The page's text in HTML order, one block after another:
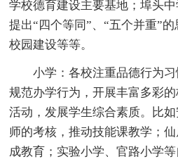
学校德育建设主要基地；埠头中
提出“四个等同”、“五个并重”
校园建设等等。
小学：各校注重品德行为习
规范办学行为，开展丰富多彩
活动，发展学生综合素质。比
师的考核，推动技能课教学；
成教育；实验小学、官路小学